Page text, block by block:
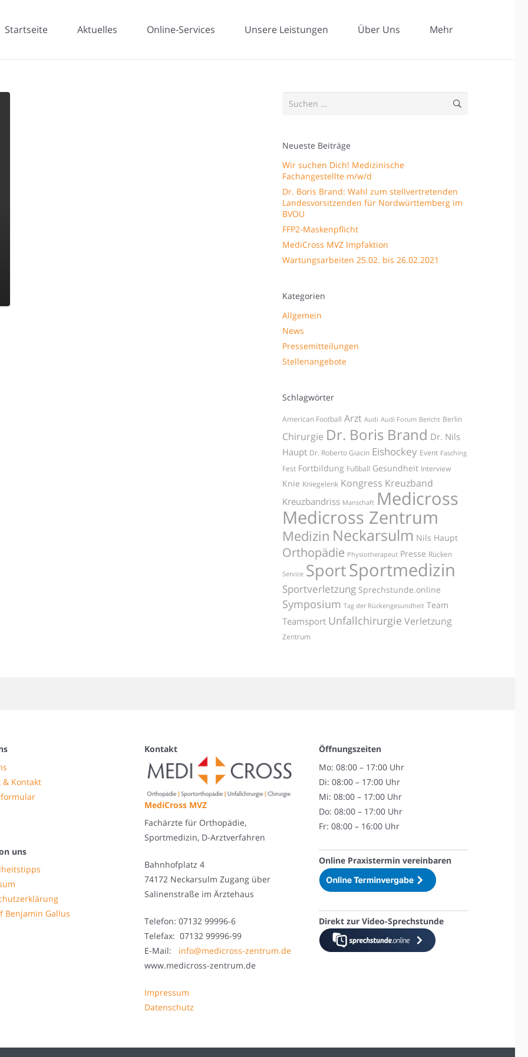
Startseite Aktuelles Online-Services Unsere Leistungen Über Uns Mehr
Suchen
Neueste Beiträge
Wir suchen Dich! Medizinische
Fachangestellte m/w/d
Dr. Boris Brand: Wahl zum stellvertretenden
Landesvorsitzenden für Nordwürttemberg im
BVOU
FFP2-Maskenpflicht
MediCross MVZ Impfaktion
Wartungsarbeiten 25.02. bis 26.02.2021
Kategorien
Allgemein
News
Pressemitteilungen
Stellenangebote
Schlagwörter
American Football Arzt Audi Audi Forum Bericht Berlin
Chirurgie Dr. Boris Brand Dr. Nils
Haupt Dr. Roberto Giacin Eishockey Event Fasching
Fest Fortbildung Fußball Gesundheit Interview
Knie Kniegelenk Kongress Kreuzband
Kreuzbandriss Manschaft Medicross
Medicross Zentrum
Medizin Neckarsulm Nils Haupt
Orthopädie Physiotherapeut Presse Rücken
Service SportSportmedizin
Sportverletzung Sprechstunde.online
Symposium Tag der Rückengesundheit Team
Teamsport Unfallchirurgie Verletzung
Zentrum
Kontakt
uns
Benjamin Gallus
Kontakt
MediCross MVZ
Fachärzte für Orthopädie,
Sportmedizin, D-Arztverfahren
Bahnhofplatz 4
74172 Neckarsulm Zugang über
Salinenstraße im Ärztehaus
Telefon: 07132 99996-6
Telefax: 07132 99996-99
E-Mail: info@medicross-zentrum.de
www.medicross-zentrum.de
Impressum
Datenschutz
Öffnungszeiten
Mo: 08:00 – 17:00 Uhr
Di: 08:00 – 17:00 Uhr
Mi: 08:00 – 17:00 Uhr
Do: 08:00 – 17:00 Uhr
Fr: 08:00 – 16:00 Uhr
Online Praxistermin vereinbaren
Direkt zur Video-Sprechstunde